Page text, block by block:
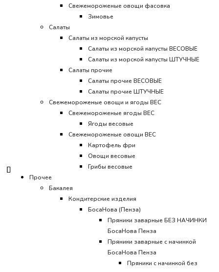
Свежемороженые овощи фасовка
Зимовье
Салаты
Салаты из морской капусты
Салаты из морской капусты ВЕСОВЫЕ
Салаты из морской капусты ШТУЧНЫЕ
Салаты прочие
Салаты прочие ВЕСОВЫЕ
Салаты прочие ШТУЧНЫЕ
Свежемороженые овощи и ягоды ВЕС
Свежемороженые ягоды ВЕС
Ягоды весовые
Свежемороженые овощи ВЕС
Картофель фри
Овощи весовые
Грибы весовые
Прочее
Бакалея
Кондитерские изделия
БосаНова (Пенза)
Пряники заварные БЕЗ НАЧИНКИ
БосаНова Пенза
Пряники заварные с начинкой
БосаНова Пенза
Пряники с начинкой без